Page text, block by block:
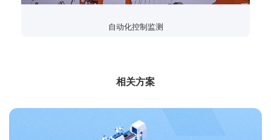
自动化控制监测
相关方案